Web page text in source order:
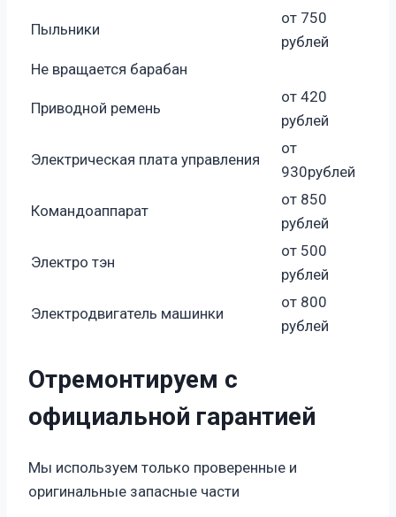
Пыльники
от 750
рублей
Не вращается барабан
Приводной ремень
от 420
рублей
Электрическая плата управления
от
930рублей
Командоаппарат
от 850
рублей
Электро тэн
от 500
рублей
Электродвигатель машинки
от 800
рублей
Отремонтируем с
официальной гарантией
Мы используем только проверенные и
оригинальные запасные части